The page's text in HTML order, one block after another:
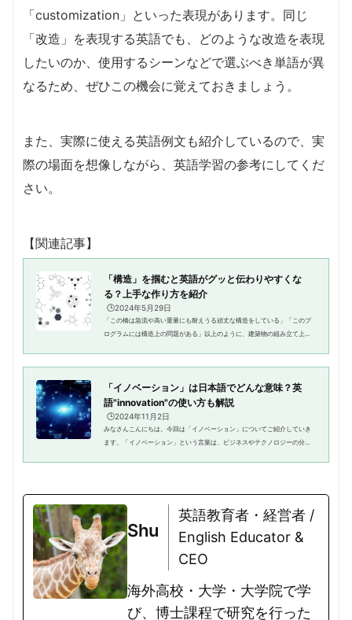
「customization」といった表現があります。同じ
「改造」を表現する英語でも、どのような改造を表現
したいのか、使用するシーンなどで選ぶべき単語が異
なるため、ぜひこの機会に覚えておきましょう。
また、実際に使える英語例文も紹介しているので、実
際の場面を想像しながら、英語学習の参考にしてくだ
さい。
【関連記事】
「構造」を掴むと英語がグッと伝わりやすくな
る？上手な作り方を紹介
🕒️2024年5月29日
「この橋は急流や高い重量にも耐えうる頑丈な構造をしている」「このプ
ログラムには構造上の問題がある」以上のように、建築物の組み立て上の
「イノベーション」は日本語でどんな意味？英
語"innovation"の使い方も解説
🕒️2024年11月2日
みなさんこんにちは。今回は「イノベーション」についてご紹介していき
ます。「イノベーション」という言葉は、ビジネスやテクノロジーの分野
Shu
英語教育者・経営者 /
English Educator &
CEO
海外高校・大学・大学院で学
び、博士課程で研究を行った